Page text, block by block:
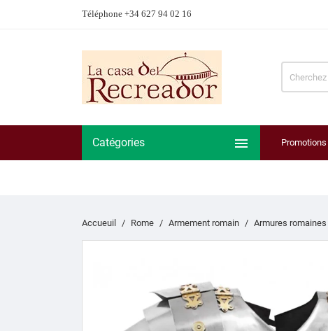
Téléphone +34 627 94 02 16
Catégories  Promotions
Accueuil Rome Armement romain Armures romaines